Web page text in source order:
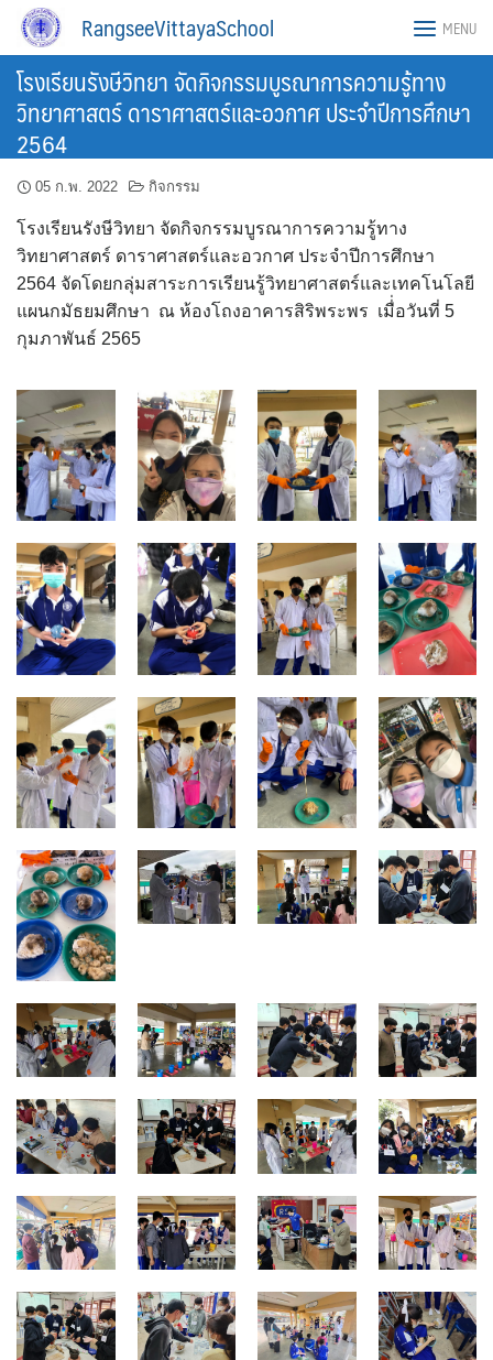
Skip
content
RangseeVittayaSchool MENU
โรงเรียนรังษีวิทยา จัดกิจกรรมบูรณาการความรู้ทาง
วิทยาศาสตร์ ดาราศาสตร์และอวกาศ ประจำปีการศึกษา
2564
05 ก.พ. 2022 กิจกรรม
โรงเรียนรังษีวิทยา จัดกิจกรรมบูรณาการความรู้ทาง
วิทยาศาสตร์ ดาราศาสตร์และอวกาศ ประจำปีการศึกษา
2564 จัดโดยกลุ่มสาระการเรียนรู้วิทยาศาสตร์และเทคโนโลยี
แผนกมัธยมศึกษา ณ ห้องโถงอาคารสิริพระพร เมื่่อวันที่ 5
กุมภาพันธ์ 2565